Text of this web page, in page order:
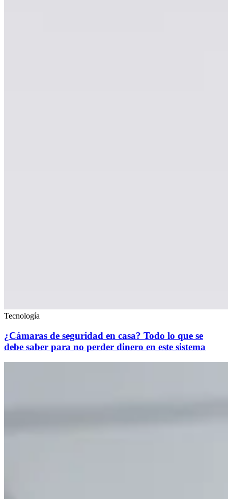
Tecnología
¿Cámaras de seguridad en casa? Todo lo que se
debe saber para no perder dinero en este sistema